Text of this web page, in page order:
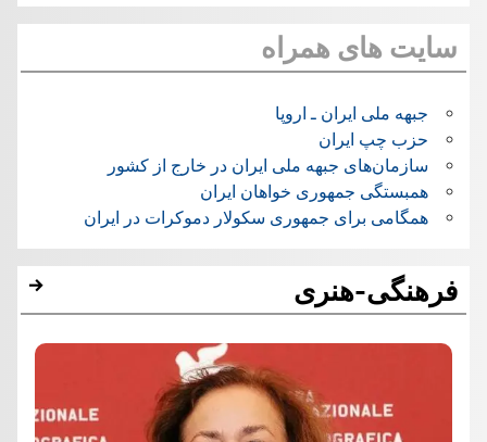
سایت های همراه
جبهه ملی ایران ـ اروپا
حزب چپ ایران
سازمان‌های جبهه ملی ایران در خارج از کشور
همبستگی جمهوری خواهان ایران
همگامی برای جمهوری سکولار دموکرات در ایران
فرهنگی-هنری